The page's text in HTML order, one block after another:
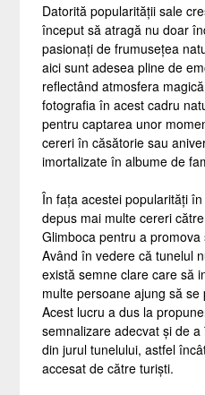
Datorită popularității sale
început să atragă nu doar
pasionați de frumusețea
aici sunt adesea pline de
reflectând atmosfera
fotografia în acest cadru
pentru captarea unor
cereri în căsătorie sau
imortalizate în albume de
În fața acestei popularități
depus mai multe cereri
Glimboca pentru a
Având în vedere că tunelul
există semne clare care să
multe persoane ajung să
Acest lucru a dus la
semnalizare adecvat și de
din jurul tunelului, astfel
accesat de către turiști.